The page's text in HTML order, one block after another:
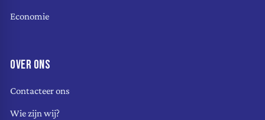
Economie
OVER ONS
Contacteer ons
Wie zijn wij?